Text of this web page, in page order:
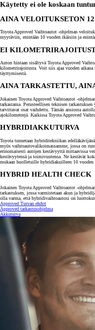
Käytetty ei ole koskaan
AINA VELOITUKSETON
Toyota Approved Vaihtoautot -ohjelman
myytäviin, enintään 10 vuoden ikäisiin ja
EI
Auton hintaan sisältyvä Toyota Approved
kilometrirajoitusta. Voit siis ajaa vuoden
täyttymisestä.
AINA TARKASTETTU,
Jokainen Toyota Approved Vaihtoautot -
tarkastama. Perusteellisen teknisen
tarvittavat osat vaihdettu. Tämän ansiosta
ajokilometrejä. Kaikissa Toyota Approved
HYBRIDIAKKUTURVA
Toyota tunnetaan hybriditekniikan
myös vaihtoautovalikoimassamme, jossa on
erinomaisesti autojen kestävyyttä mittaavissa
kestävyytensä ja toimivuutensa. Ne kestävät
mukaan huolletuille hybridiakuilleen 10
HYBRID HEALTH CHECK
Jokainen Toyota Approved Vaihtoautot -
tarkastuksen, jossa varmistetaan akun ja
olla varma, että hybridivaihtoautosi on
Approved Turvan ehdot
Approved tarkastusohjelma
Akkuturva